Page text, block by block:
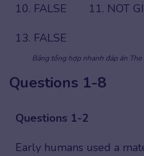
10. FALSE
11. NOT
13. FALSE
Bảng tổng hợp nhanh đáp án
Questions 1-8
Questions 1-2
Early humans used a